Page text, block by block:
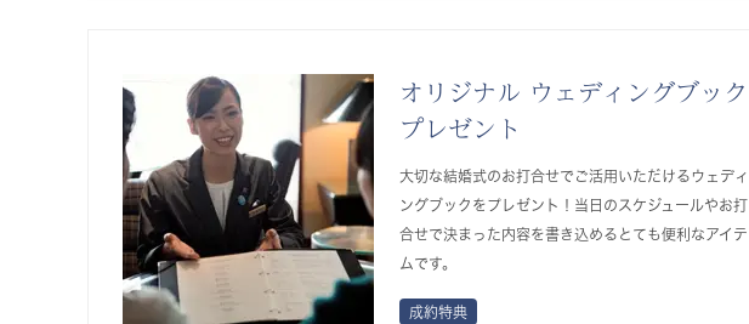
オリジナル ウェディングブック
プレゼント
大切な結婚式のお打合せでご活用いただけるウェディ
ングブックをプレゼント！当日のスケジュールやお打
合せで決まった内容を書き込めるとても便利なアイテ
ムです。
成約特典